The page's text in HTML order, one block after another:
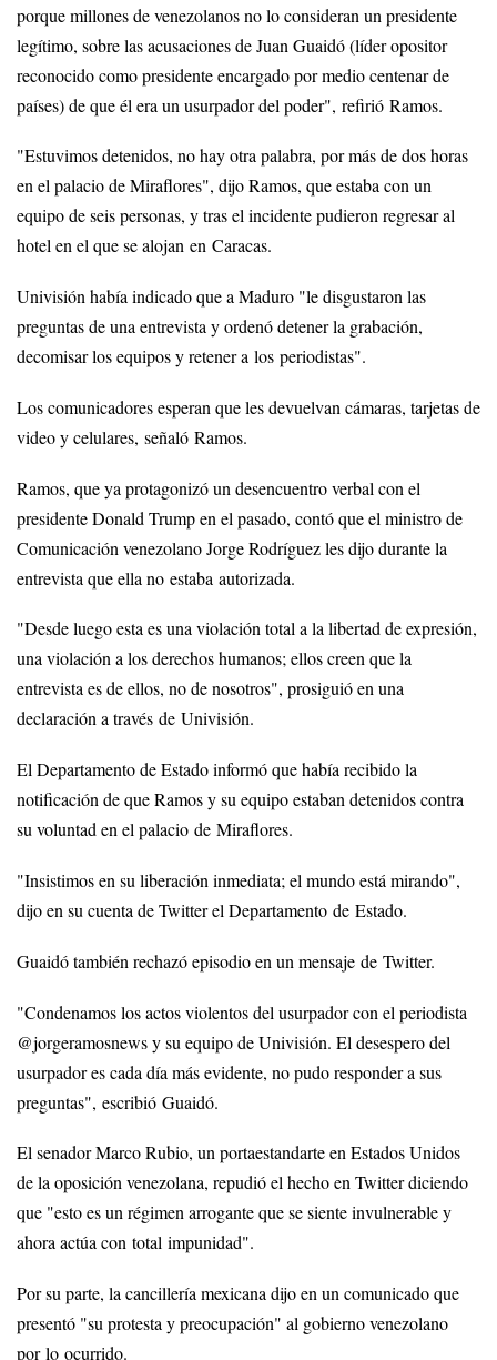
porque millones de venezolanos no lo consideran un presidente
legítimo, sobre las acusaciones de Juan Guaidó (líder opositor
reconocido como presidente encargado por medio centenar de
países) de que él era un usurpador del poder", refirió Ramos.
"Estuvimos detenidos, no hay otra palabra, por más de dos horas
en el palacio de Miraflores", dijo Ramos, que estaba con un
equipo de seis personas, y tras el incidente pudieron regresar al
hotel en el que se alojan en Caracas.
Univisión había indicado que a Maduro "le disgustaron las
preguntas de una entrevista y ordenó detener la grabación,
decomisar los equipos y retener a los periodistas".
Los comunicadores esperan que les devuelvan cámaras, tarjetas de
video y celulares, señaló Ramos.
Ramos, que ya protagonizó un desencuentro verbal con el
presidente Donald Trump en el pasado, contó que el ministro de
Comunicación venezolano Jorge Rodríguez les dijo durante la
entrevista que ella no estaba autorizada.
"Desde luego esta es una violación total a la libertad de expresión,
una violación a los derechos humanos; ellos creen que la
entrevista es de ellos, no de nosotros", prosiguió en una
declaración a través de Univisión.
El Departamento de Estado informó que había recibido la
notificación de que Ramos y su equipo estaban detenidos contra
su voluntad en el palacio de Miraflores.
"Insistimos en su liberación inmediata; el mundo está mirando",
dijo en su cuenta de Twitter el Departamento de Estado.
Guaidó también rechazó episodio en un mensaje de Twitter.
"Condenamos los actos violentos del usurpador con el periodista
@jorgeramosnews y su equipo de Univisión. El desespero del
usurpador es cada día más evidente, no pudo responder a sus
preguntas", escribió Guaidó.
El senador Marco Rubio, un portaestandarte en Estados Unidos
de la oposición venezolana, repudió el hecho en Twitter diciendo
que "esto es un régimen arrogante que se siente invulnerable y
ahora actúa con total impunidad".
Por su parte, la cancillería mexicana dijo en un comunicado que
presentó "su protesta y preocupación" al gobierno venezolano
por lo ocurrido.